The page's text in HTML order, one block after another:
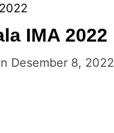
IMA 2022
Desember 8, 2022